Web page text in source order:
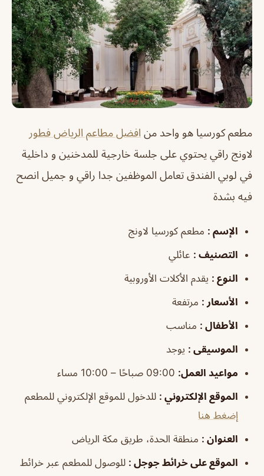
مطعم كورسيا هو واحد من افضل مطاعم الرياض فطور
لاونج راقي يحتوي على جلسة خارجية للمدخنين و داخلية
في لوبي الفندق تعامل الموظفين جدا راقي و جميل انصح
فيه بشدة
الإسم : مطعم كورسيا لاونج
التصنيف : عائلي
النوع : يقدم الأكلات الأوروبية
الأسعار : مرتفعة
الأطفال : مناسب
الموسيقى : يوجد
مواعيد العمل:
الموقع الإلكتروني : للدخول للموقع الإلكتروني للمطعم
إضغط هنا
العنوان : منطقة الحدة، طريق مكة الرياض
الموقع على خرائط جوجل : للوصول للمطعم عبر خرائط